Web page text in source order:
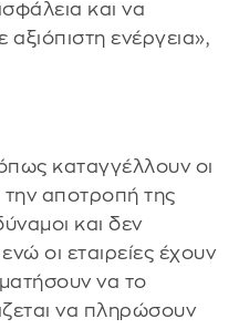
και να
ενέργεια»,
καταγγέλλουν οι
την αποτροπή της
και δεν
οι εταιρείες έχουν
να το
να πληρώσουν